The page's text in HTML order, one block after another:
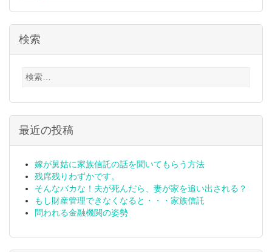
検索
検
最近の投稿
嫁が舅姑に家族信託の話を聞いてもらう方法
残席残りわずかです。
そんなバカな！夫が死んだら、妻が家を追い出される？
もし財産管理できなくなると・・・家族信託
問われる金融機関の姿勢